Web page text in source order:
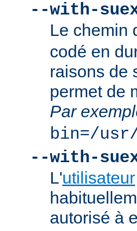
--with-
Le chemin
codé en
raisons de
permet de
Par
bin=/
--with-
L'utilisateur
autorisé à